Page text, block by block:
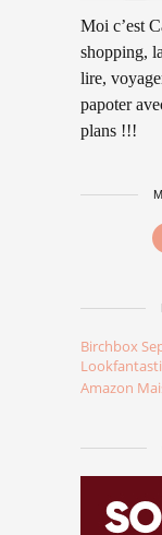
Moi c’est
shopping,
lire,
papoter
plans !!!
Birchbox
Amazon